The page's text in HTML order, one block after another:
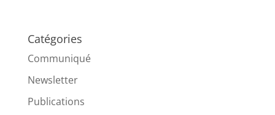
Catégories
Communiqué
Newsletter
Publications